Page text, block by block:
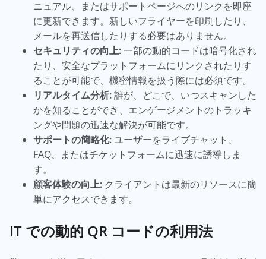
ニュアル、またはサポートページへのリンクを即座
に更新できます。新しいフライヤーを印刷したり、
メールを再送信したりする必要はありません。
セキュリティの向上:一部の動的コードは暗号化され
たり、安全なプラットフォームにリンクされたりす
ることが可能で、機密情報を扱う際には必須です。
リアルタイム分析:誰が、どこで、いつスキャンした
かを知ることができ、エンゲージメントのトラッキ
ングや問題の迅速な解決が可能です。
サポートの簡略化:ユーザーをライブチャット、
FAQ、またはチケットフォームに迅速に誘導しま
す。
顧客体験の向上: クライアントは最新のリソースに簡
単にアクセスできます。
IT での動的 QR コードの利用法